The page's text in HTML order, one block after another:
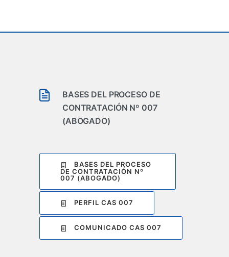
BASES DEL PROCESO DE
CONTRATACIÓN Nº 007
(ABOGADO)
BASES DEL PROCESO
DE CONTRATACIÓN Nº
007 (ABOGADO)
PERFIL CAS 007
COMUNICADO CAS 007